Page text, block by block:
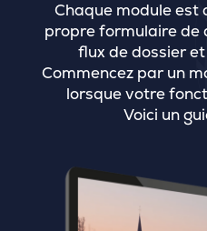
Chaque module est
propre formulaire de
flux de dossier
Commencez par un
lorsque votre
Voici un